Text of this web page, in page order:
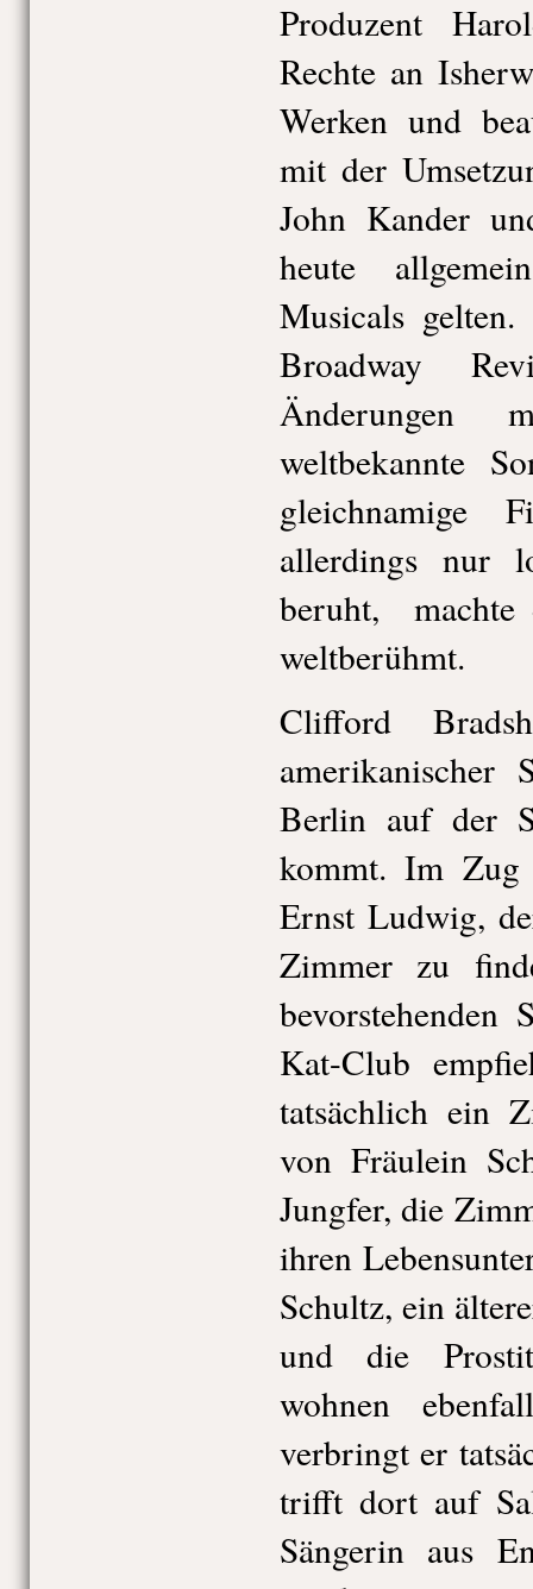
Produzent
Rechte an
Werken und
mit der
John Kander
heute
Musicals
Broadway
weltbekannte
gleichnamige
allerdings nur
beruht,
weltberühmt.
Clifford
amerikanischer
Berlin auf der
kommt. Im
Ernst Ludwig,
Zimmer zu
bevorstehenden
Kat-Club
tatsächlich ein
von Fräulein
Jungfer, die
ihren
Schultz, ein
und die
wohnen
verbringt er
trifft dort auf
Sängerin aus